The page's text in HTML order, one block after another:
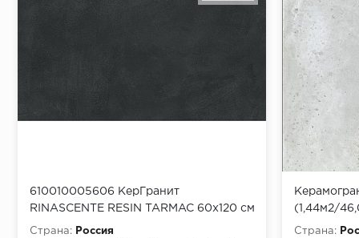
610010005606 КерГранит
RINASCENTE RESIN TARMAC 60x120 см
Страна:
Россия
(1,44м2/
Страна: